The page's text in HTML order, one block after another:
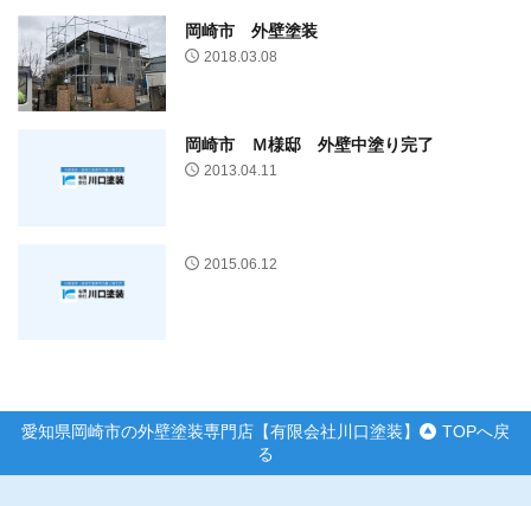
岡崎市 外壁塗装
2018.03.08
岡崎市 Ｍ様邸 外壁中塗り完了
2013.04.11
2015.06.12
愛知県岡崎市の外壁塗装専門店【有限会社川口塗装】
TOPへ戻
る